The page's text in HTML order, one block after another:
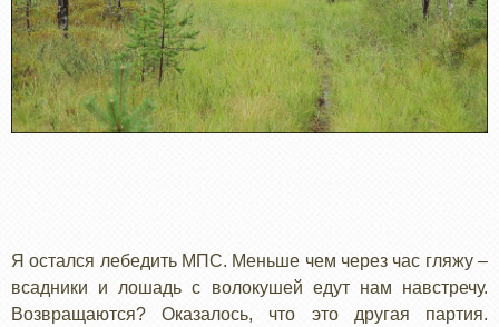
Я остался лебедить МПС. Меньше чем через час гляжу –
всадники и лошадь с волокушей едут нам навстречу.
Возвращаются? Оказалось, что это другая партия.